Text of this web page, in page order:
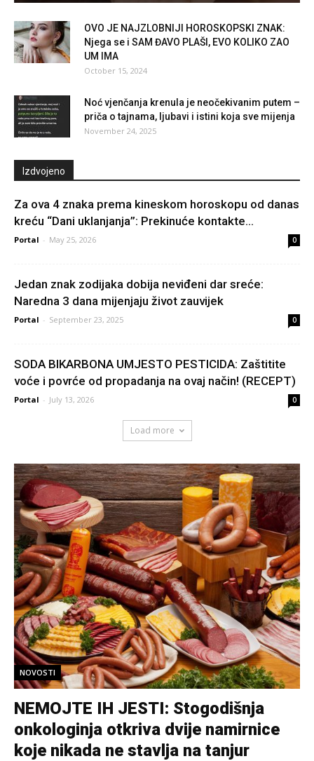
OVO JE NAJZLOBNIJI HOROSKOPSKI ZNAK:
Njega se i SAM ĐAVO PLAŠI, EVO KOLIKO ZAO
UM IMA
October 15, 2024
Noć vjenčanja krenula je neočekivanim putem –
priča o tajnama, ljubavi i istini koja sve mijenja
November 24, 2025
Izdvojeno
Za ova 4 znaka prema kineskom horoskopu od danas
kreću “Dani uklanjanja”: Prekinuće kontakte...
Portal - May 25, 2026 0
Jedan znak zodijaka dobija neviđeni dar sreće:
Naredna 3 dana mijenjaju život zauvijek
Portal - September 23, 2025 0
SODA BIKARBONA UMJESTO PESTICIDA: Zaštitite
voće i povrće od propadanja na ovaj način! (RECEPT)
Portal - July 13, 2026 0
Load more
NOVOSTI
NEMOJTE IH JESTI: Stogodišnja
onkologinja otkriva dvije namirnice
koje nikada ne stavlja na tanjur